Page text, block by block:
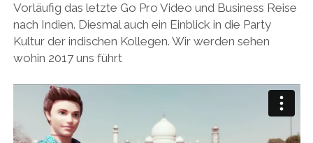
Vorläufig das letzte Go Pro Video und Business Reise
nach Indien. Diesmal auch ein Einblick in die Party
Kultur der indischen Kollegen. Wir werden sehen
wohin 2017 uns führt